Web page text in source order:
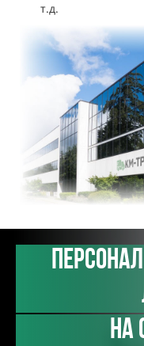
т.д.
на